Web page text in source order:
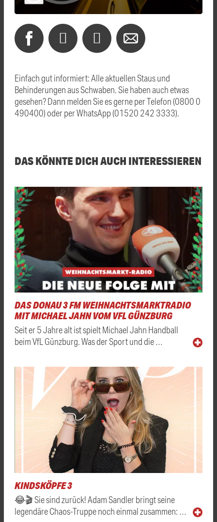
Einfach gut informiert: Alle aktuellen Staus und
Behinderungen aus Schwaben. Sie haben auch etwas
gesehen? Dann melden Sie es gerne per Telefon (0800 0
490400) oder per WhatsApp (01520 242 3333).
DAS KÖNNTE DICH AUCH INTERESSIEREN
DAS DONAU 3 FM WEIHNACHTSMARKTRADIO
MIT MICHAEL JAHN VOM VFL GÜNZBURG
Seit er 5 Jahre alt ist spielt Michael Jahn Handball
beim VfL Günzburg. Was der Sport und die …
KINDSKÖPFE 3
😂🎬 Sie sind zurück! Adam Sandler bringt seine
legendäre Chaos-Truppe noch einmal zusammen: …